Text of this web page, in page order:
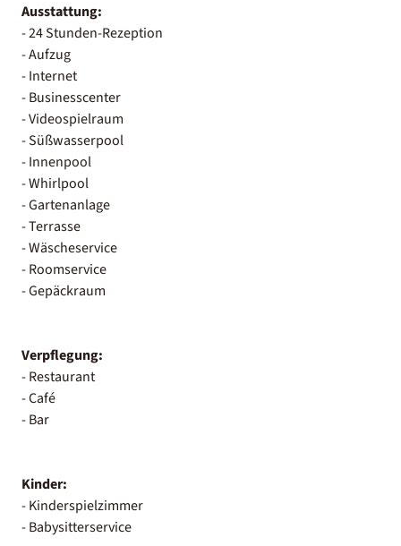
Ausstattung:
- 24 Stunden-Rezeption
- Aufzug
- Internet
- Businesscenter
- Videospielraum
- Süßwasserpool
- Innenpool
- Whirlpool
- Gartenanlage
- Terrasse
- Wäscheservice
- Roomservice
- Gepäckraum
Verpflegung:
- Restaurant
- Café
- Bar
Kinder:
- Kinderspielzimmer
- Babysitterservice